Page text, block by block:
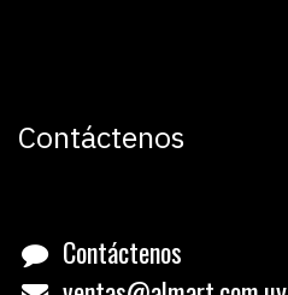
Contáctenos
Contáctenos